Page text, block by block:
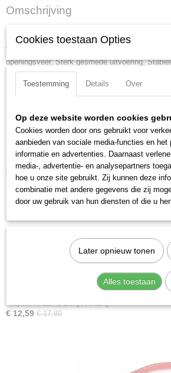
Productcode
46 11 G3
4003773031086
Netto gewicht
0,09 Kg
0,09 Kg
Afmetingen (l,b,h)
14,50 x 6,50 x 1 cm
Omschrijving
Voor het monteren van borgringen op assen van
openingsveer. Sterk gesmede uitvoering.
Lengte:140 mm
Tang afwerking:zwart geatramenteerd
Capaciteit voor asgatdiameter:14 - 18
Punten (diameter):1.3 mm
Downloads:
Datasheet specificaties
Ook interessant
Knipex 46 11 A1 Borgveertang
€ 12,59 € 17,80
Cookies toestaan Opties
Toestemming Details Over
Op deze website worden cookies
Cookies worden door ons gebruikt voor
aanbieden van sociale media-functies en het
informatie en advertenties. Daarnaast
media-, advertentie- en analysepartners
hoe u onze site gebruikt. Zij kunnen deze
combinatie met andere gegevens die zij
door uw gebruik van hun diensten of die u
Later opnieuw tonen
Alles toestaan